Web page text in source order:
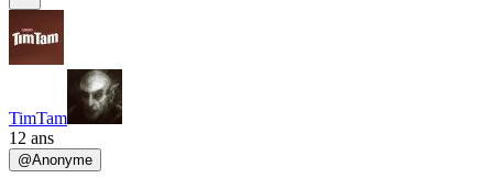
TimTam
12 ans
@Anonyme